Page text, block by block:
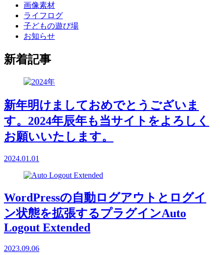
画像素材
ライフログ
子どもの遊び場
お知らせ
新着記事
新年明けましておめでとうございま
す。2024年辰年も当サイトをよろしく
お願いいたします。
2024.01.01
WordPressの自動ログアウトとログイ
ン状態を拡張するプラグインAuto
Logout Extended
2023.09.06